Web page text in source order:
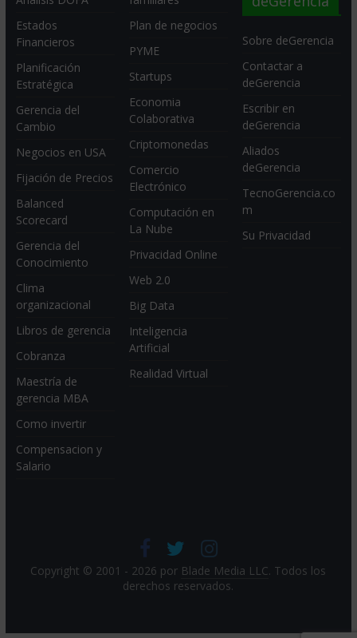
Estados
Financieros
Planificación
Estratégica
Gerencia del
Cambio
Negocios en USA
Fijación de Precios
Balanced
Scorecard
Gerencia del
Conocimiento
Clima
organizacional
Libros de gerencia
Cobranza
Maestría de
gerencia MBA
Como invertir
Compensacion y
Salario
Plan de negocios
PYME
Startups
Economia
Colaborativa
Criptomonedas
Comercio
Electrónico
Computación en
La Nube
Privacidad Online
Web 2.0
Big Data
Inteligencia
Artificial
Realidad Virtual
Sobre deGerencia
Contactar a
deGerencia
Escribir en
deGerencia
Aliados
deGerencia
TecnoGerencia.co
m
Su Privacidad
Copyright © 2001 - 2026 por Blade Media LLC. Todos los
derechos reservados.